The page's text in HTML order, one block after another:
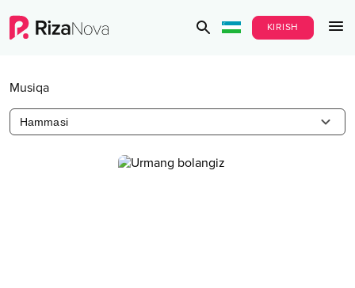
KIRISH
Musiqa
Hammasi